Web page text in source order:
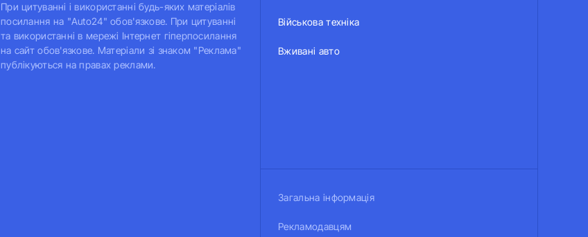
При цитуванні і використанні будь-яких матеріалів
посилання на "Auto24" обов'язкове. При цитуванні
та використанні в мережі Інтернет гіперпосилання
на сайт обов'язкове. Матеріали зі знаком "Реклама"
публікуються на правах реклами.
Військова техніка
Вживані авто
Загальна інформація
Рекламодавцям